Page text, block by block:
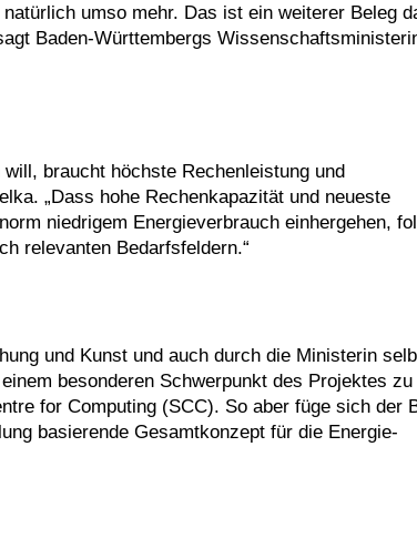
umso mehr. Das ist ein weiterer Beleg
Baden-Württembergs
braucht höchste Rechenleistung und
„Dass hohe Rechenkapazität und neueste
niedrigem Energieverbrauch einhergehen,
relevanten Bedarfsfeldern.“
und Kunst und auch durch die Ministerin
besonderen Schwerpunkt des Projektes zu
for Computing (SCC). So aber füge sich der
basierende Gesamtkonzept für die Energie-